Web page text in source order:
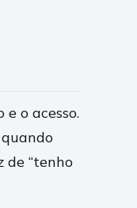
o acesso.
de “tenho